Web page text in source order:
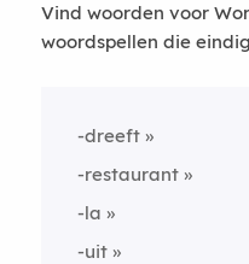
Vind woorden voor
woordspellen die
-dreeft
-restaurant
-la
-uit